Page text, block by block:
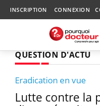
INSCRIPTION CONNEXION
QUESTION D'ACTU
Eradication en vue
Lutte contre la